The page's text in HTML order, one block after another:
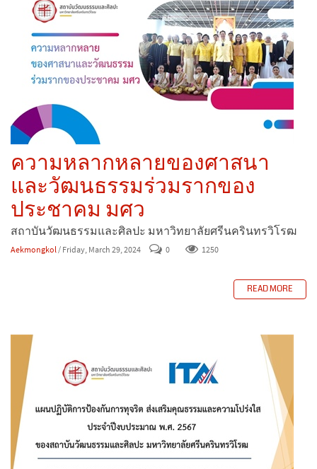
ความหลากหลายของศาสนา
และวัฒนธรรมร่วมรากของ
ประชาคม มศว
สถาบันวัฒนธรรมและศิลปะ มหาวิทยาลัยศรีนครินทรวิโรฒ
Aekmongkol/ Friday, March 29, 2024 0 1250
READ MORE